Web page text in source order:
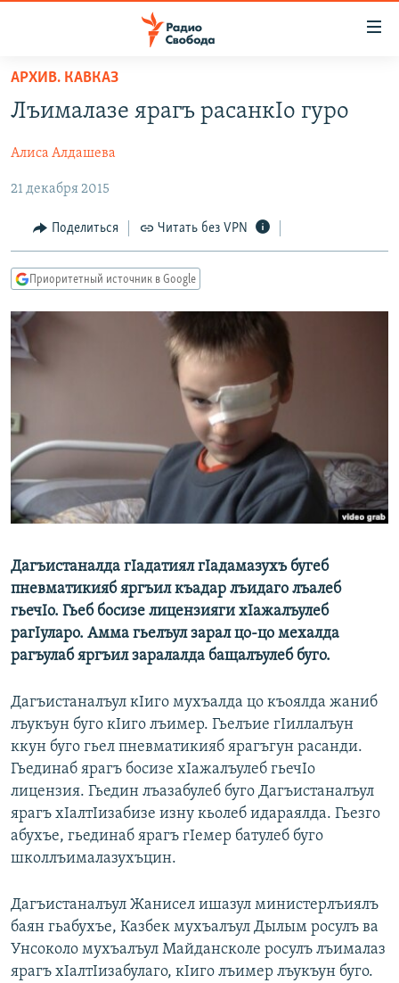
упрощенного
доступа
содержанию
Вернутся
главной
навигации
Вернутся
поиску
АВТОРСКИЕ ПРОЕКТЫ
ЦИТАТЫ СВОБОДЫ
МНЕНИЯ
КУЛЬТУРА
IDEL.РЕАЛИИ
КАВКАЗ.РЕАЛИИ
СЕВЕР.РЕАЛИИ
РАСПИСАНИЕ ВЕЩАНИЯ
ПОДПИШИТЕСЬ НА РАССЫЛКУ
СОЦИАЛЬНЫЕ СЕТИ
Все сайты РСЕ/РС
АРХИВ. КАВКАЗ
Лъималазе ярагъ расанкIо гуро
Алиса Алдашева
21 декабря 2015
Поделиться Читать без VPN
Приоритетный источник в Google
Дагъистаналда гIадатиял гIадамазухъ бугеб
пневматикияб яргъил къадар лъидаго лъалеб
гьечIо. Гьеб босизе лицензияги хIажалъулеб
рагIуларо. Амма гьелъул зарал цо-цо мехалда
рагъулаб яргъил заралалда бащалъулеб буго.
Дагъистаналъул кIиго мухъалда цо къоялда жаниб
лъукъун буго кIиго лъимер. Гьелъие гIиллалъун
ккун буго гьел пневматикияб ярагъгун расанди.
Гьединаб ярагъ босизе хIажалъулеб гьечIо
лицензия. Гьедин лъазабулеб буго Дагъистаналъул
ярагъ хIалтIизабизе изну кьолеб идараялда. Гьезго
абухъе, гьединаб ярагъ гIемер батулеб буго
школлъималазухъцин.
Дагъистаналъул Жанисел ишазул министерлъиялъ
баян гьабухъе, Казбек мухъалъул Дылым росулъ ва
Унсоколо мухъалъул Майдансколе росулъ лъималаз
ярагъ хIалтIизабулаго, кIиго лъимер лъукъун буго.